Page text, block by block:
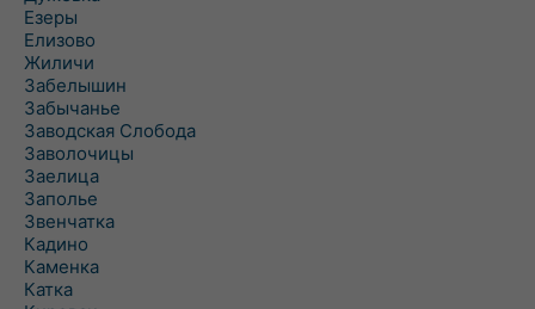
Езеры
Елизово
Жиличи
Забелышин
Забычанье
Заводская Слобода
Заволочицы
Заелица
Заполье
Звенчатка
Кадино
Каменка
Катка